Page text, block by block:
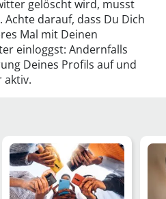
gelöscht wird, musst
Achte darauf, dass Du Dich
Mal mit Deinen
einloggst: Andernfalls
Deines Profils auf und
aktiv.